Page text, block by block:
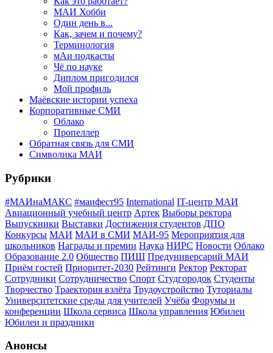
МАИ Хобби
Один день в...
Как, зачем и почему?
Терминология
мАи подкасты
Чё по науке
Диплом пригодился
Мой профиль
Маёвские истории успеха
Корпоративные СМИ
Облако
Пропеллер
Обратная связь для СМИ
Символика МАИ
Рубрики
#МАИнаМАКС #маифест95 International IT-центр МАИ
Авиационный учебный центр Артек Выборы ректора
Выпускники Выставки Достижения студентов ДПО
Конкурсы МАИ МАИ в СМИ МАИ-95 Мероприятия для
школьников Награды и премии Наука НИРС Новости Облако
Образование 2.0 Общество ПИШ Предуниверсарий МАИ
Приём гостей Приоритет-2030 Рейтинги Ректор Ректорат
Сотрудники Сотрудничество Спорт Студгородок Студенты
Творчество Траектория взлёта Трудоустройство Туториалы
Университетские среды для учителей Учёба Форумы и
конференции Школа сервиса Школа управления Юбилеи
Юбилеи и праздники
Анонсы